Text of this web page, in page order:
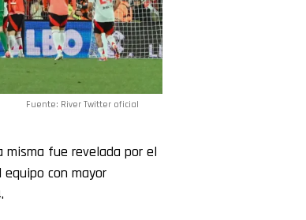
Fuente: River Twitter oficial
misma fue revelada por el
con mayor